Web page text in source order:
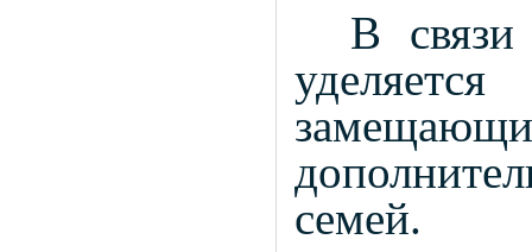
В
семей.